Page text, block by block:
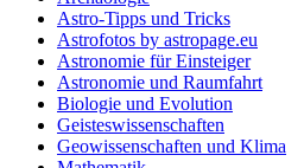
Astro-Tipps und Tricks
Astrofotos by astropage.eu
Astronomie für Einsteiger
Astronomie und Raumfahrt
Biologie und Evolution
Geisteswissenschaften
Geowissenschaften und Klima